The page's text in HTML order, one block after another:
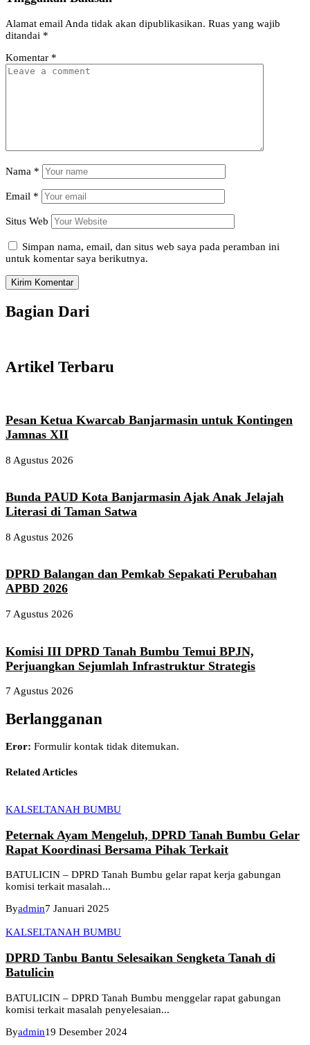
Alamat email Anda tidak akan dipublikasikan. Ruas yang wajib
ditandai *
Komentar *
Nama *
Email *
Situs Web
Simpan nama, email, dan situs web saya pada peramban ini
untuk komentar saya berikutnya.
Bagian Dari
Artikel Terbaru
Pesan Ketua Kwarcab Banjarmasin untuk Kontingen
Jamnas XII
8 Agustus 2026
Bunda PAUD Kota Banjarmasin Ajak Anak Jelajah
Literasi di Taman Satwa
8 Agustus 2026
DPRD Balangan dan Pemkab Sepakati Perubahan
APBD 2026
7 Agustus 2026
Komisi III DPRD Tanah Bumbu Temui BPJN,
Perjuangkan Sejumlah Infrastruktur Strategis
7 Agustus 2026
Berlangganan
Eror: Formulir kontak tidak ditemukan.
Related Articles
KALSELTANAH BUMBU
Peternak Ayam Mengeluh, DPRD Tanah Bumbu Gelar
Rapat Koordinasi Bersama Pihak Terkait
BATULICIN – DPRD Tanah Bumbu gelar rapat kerja gabungan
komisi terkait masalah...
Byadmin7 Januari 2025
KALSELTANAH BUMBU
DPRD Tanbu Bantu Selesaikan Sengketa Tanah di
Batulicin
BATULICIN – DPRD Tanah Bumbu menggelar rapat gabungan
komisi terkait masalah penyelesaian...
Byadmin19 Desember 2024